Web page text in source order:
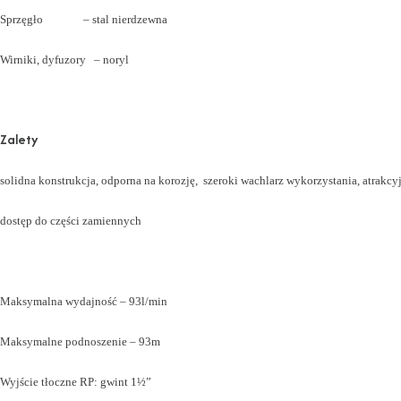
Sprzęgło – stal nierdzewna
Wirniki, dyfuzory – noryl
Zalety
solidna konstrukcja, odporna na korozję, szeroki wachlarz wykorzystania,
dostęp do części zamiennych
Maksymalna wydajność – 93l/min
Maksymalne podnoszenie – 93m
Wyjście tłoczne RP: gwint 1½”